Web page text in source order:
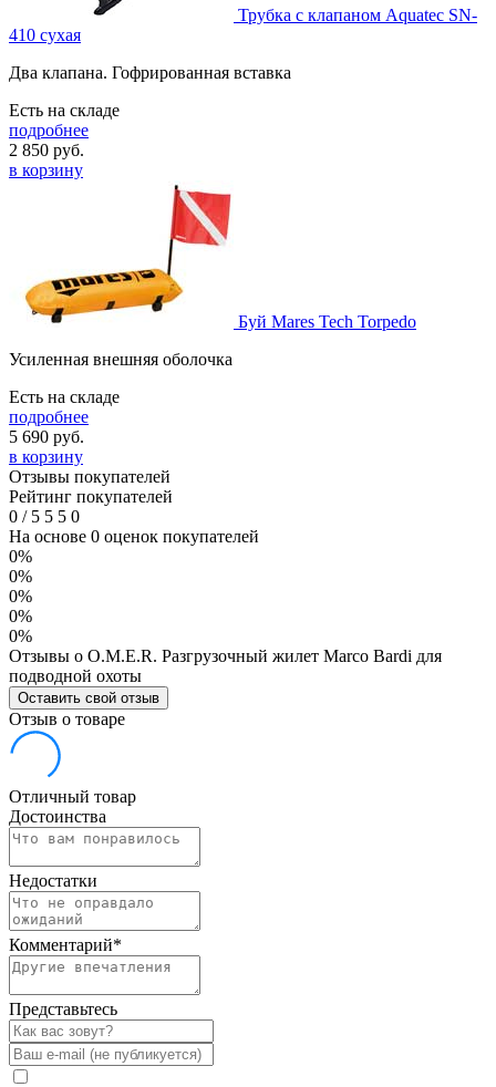
Трубка с клапаном Aquatec SN-
410 сухая
Два клапана. Гофрированная вставка
Есть на складе
подробнее
2 850 руб.
в корзину
Буй Mares Tech Torpedo
Усиленная внешняя оболочка
Есть на складе
подробнее
5 690 руб.
в корзину
Отзывы покупателей
Рейтинг покупателей
0 /5 5 5 0
На основе 0 оценок покупателей
0%
0%
0%
0%
0%
Отзывы о O.M.E.R. Разгрузочный жилет Marco Bardi для
подводной охоты
Оставить свой отзыв
Отзыв о товаре
Отличный товар
Достоинства
Недостатки
Комментарий*
Представьтесь